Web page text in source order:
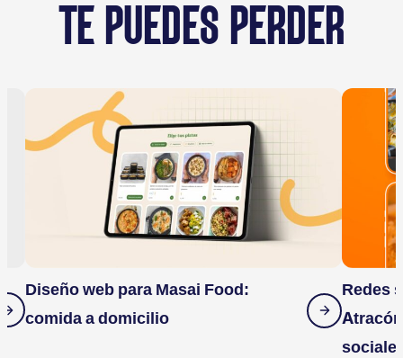
TE PUEDES PERDER
Diseño web para Masai Food:
comida a domicilio
Redes